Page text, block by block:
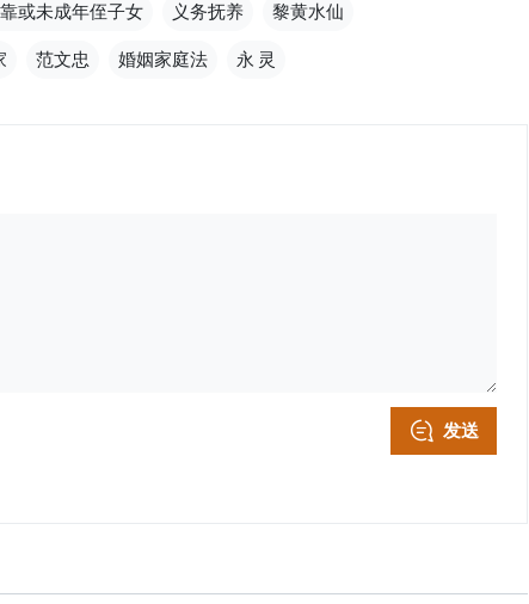
或未成年侄子女 义务抚养 黎黄水仙
范文忠 婚姻家庭法 永 灵
发送